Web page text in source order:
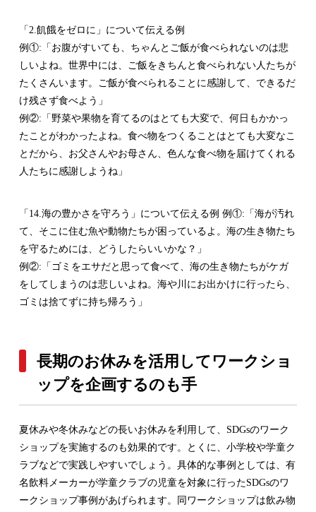
「2.飢餓をゼロに」について伝える例
例①:「お腹がすいても、ちゃんとご飯が食べられないのは悲
しいよね。世界中には、ご飯をきちんと食べられない人たちが
たくさんいます。ご飯が食べられることに感謝して、できるだ
け残さず食べよう」
例②:「野菜や果物を育てるのはとても大変で、何日もかかっ
たことがわかったよね。食べ物をつくることはとても大変なこ
とだから、お父さんやお母さん、色んな食べ物を届けてくれる
人たちに感謝しようね」
「14.海の豊かさを守ろう」について伝える例 例①:「海が汚れ
て、そこに住む魚や動物たちが困っているよ。海の生き物たち
を守るためには、どうしたらいいかな？」
例②:「ゴミをエサだと思って食べて、海の生き物たちがケガ
をしてしまうのは悲しいよね。海や川にお出かけに行ったら、
ゴミは捨てずに持ち帰ろう」
長期のお休みを活用してワークショ
ップを企画するのも手
夏休みや冬休みなどの長いお休みを利用して、SDGsのワーク
ショップを実施するのも効果的です。とくに、小学校や学童ク
ラブなどで実践しやすいでしょう。具体的な事例としては、有
名飲料メーカーが学童クラブの児童を対象に行ったSDGsのワ
ークショップ事例があげられます。同ワークショップは飲み物